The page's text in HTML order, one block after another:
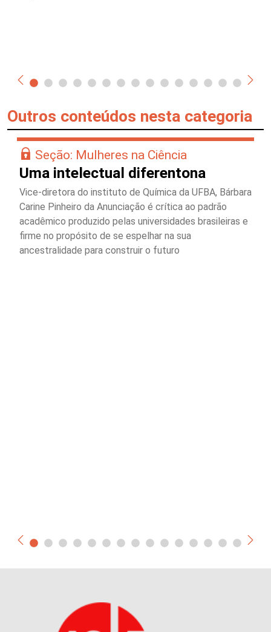
Outros conteúdos nesta categoria
Seção: Mulheres na Ciência
Uma intelectual diferentona
Vice-diretora do instituto de Química da UFBA, Bárbara
Carine Pinheiro da Anunciação é crítica ao padrão
acadêmico produzido pelas universidades brasileiras e
firme no propósito de se espelhar na sua
ancestralidade para construir o futuro